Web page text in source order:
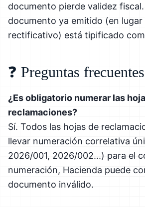
documento pierde validez
documento ya emitido (en
rectificativo) está tipificado
❓ Preguntas frecuentes
¿Es obligatorio numerar las
reclamaciones?
Sí. Todos las hojas de
llevar numeración correlativa
2026/001, 2026/002...) para el
numeración, Hacienda puede
documento inválido.